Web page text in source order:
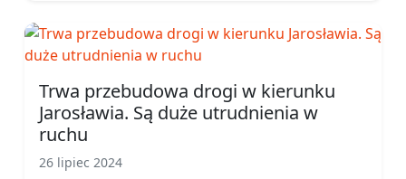
Trwa przebudowa drogi w kierunku
Jarosławia. Są duże utrudnienia w
ruchu
26 lipiec 2024